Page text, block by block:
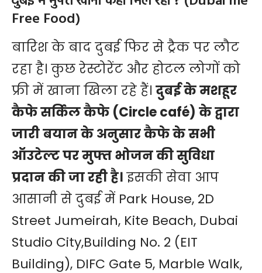
Free Food)
बारिश के बाद दुबई फिर से ट्रैक पर लौट
रहा है। कुछ रेस्टोरेंट और होटल लोगों को
फ्री में खाना खिला रहे हैं। दुबई के मशहूर
कैफे सर्किल कैफे (Circle café) के द्वारा
जारी बयान के अनुसार कैफे के सभी
ऑउटेल्ट पर मुफ्त भोजन की सुविधा
प्रदान की जा रही है।इसकी सेवा आप
आसानी से दुबई में Park House, 2D
Street Jumeirah, Kite Beach, Dubai
Studio City,Building No. 2 (EIT
Building), DIFC Gate 5, Marble Walk,